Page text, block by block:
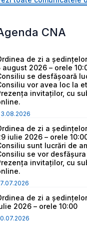
CNA
de zi a
august 2026 – orele
se desfășoară
vor avea loc la
invitaților, cu
de zi a
iulie 2026 – orele
sunt lucrări de
se vor
invitaților, cu
de zi a
2026 – orele 10:00